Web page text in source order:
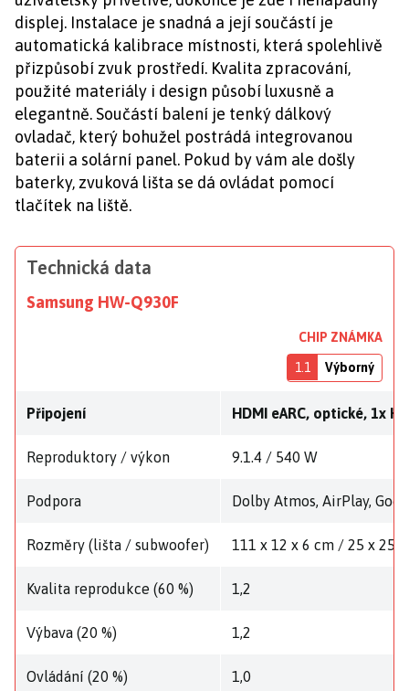
displej. Instalace je snadná a její součástí je
automatická kalibrace místnosti, která spolehlivě
přizpůsobí zvuk prostředí. Kvalita zpracování,
použité materiály i design působí luxusně a
elegantně. Součástí balení je tenký dálkový
ovladač, který bohužel postrádá integrovanou
baterii a solární panel. Pokud by vám ale došly
baterky, zvuková lišta se dá ovládat pomocí
tlačítek na liště.
Technická data
Samsung HW-Q930F
CHIP ZNÁMKA
1.1 Výborný
Připojení HDMI eARC, optické, 1x
Reproduktory / výkon 9.1.4 / 540 W
Podpora Dolby Atmos, AirPlay,
Rozměry (lišta / subwoofer) 111 x 12 x 6 cm / 25 x 25
Kvalita reprodukce (60 %) 1,2
Výbava (20 %) 1,2
Ovládání (20 %) 1,0